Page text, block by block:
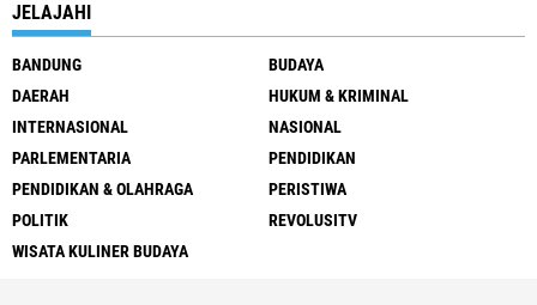
JELAJAHI
BANDUNG
BUDAYA
DAERAH
HUKUM & KRIMINAL
INTERNASIONAL
NASIONAL
PARLEMENTARIA
PENDIDIKAN
PENDIDIKAN & OLAHRAGA
PERISTIWA
POLITIK
REVOLUSITV
WISATA KULINER BUDAYA